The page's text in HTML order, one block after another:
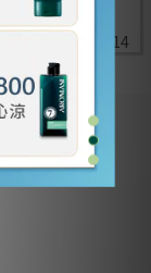
2022 / 9 / 14